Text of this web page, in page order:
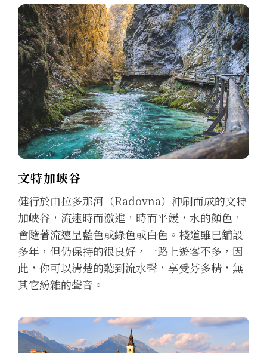
文特加峽谷
健行於由拉多那河（Radovna）沖刷而成的文特
加峽谷，流速時而激進，時而平緩，水的顏色，
會隨著流速呈藍色或綠色或白色。棧道雖已舖設
多年，但仍保持的很良好，一路上遊客不多，因
此，你可以清楚的聽到流水聲，享受芬多精，無
其它紛雜的聲音。